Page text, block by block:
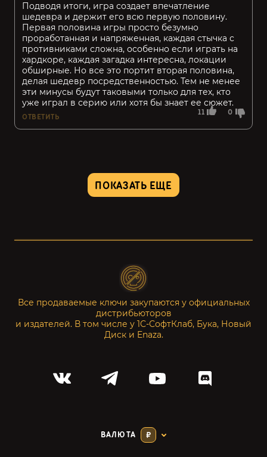
11 0
Подводя итоги, игра создает впечатление
шедевра и держит его всю первую половину.
Первая половина игры просто безумно
проработанная и напряженная, каждая стычка с
противниками сложна, особенно если играть на
хардкоре, каждая загадка интересна, локации
обширные. Но все это портит вторая половина,
делая шедевр посредственностью. Тем не менее
эти минусы будут таковыми только для тех, кто
уже играл в серию или хотя бы знает ее сюжет.
ОТВЕТИТЬ
ПОКАЗАТЬ ЕЩЕ
Все продаваемые ключи закупаются у официальных
дистрибьюторов
и издателей. В том числе у 1С-СофтКлаб, Бука, Новый
Диск и Enaza.
ВАЛЮТА ₽